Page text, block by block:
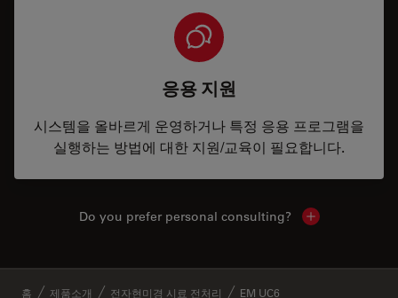
응용 지원
시스템을 올바르게 운영하거나 특정 응용 프로그램을
실행하는 방법에 대한 지원/교육이 필요합니다.
Do you prefer personal consulting? Show local
홈 제품소개 전자현미경 시료 전처리 EM UC6